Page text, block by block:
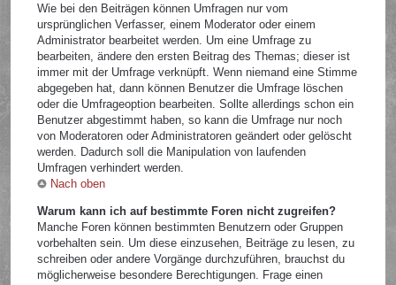
Wie bei den Beiträgen können Umfragen nur vom
ursprünglichen Verfasser, einem Moderator oder einem
Administrator bearbeitet werden. Um eine Umfrage zu
bearbeiten, ändere den ersten Beitrag des Themas; dieser ist
immer mit der Umfrage verknüpft. Wenn niemand eine Stimme
abgegeben hat, dann können Benutzer die Umfrage löschen
oder die Umfrageoption bearbeiten. Sollte allerdings schon ein
Benutzer abgestimmt haben, so kann die Umfrage nur noch
von Moderatoren oder Administratoren geändert oder gelöscht
werden. Dadurch soll die Manipulation von laufenden
Umfragen verhindert werden.
Nach oben
Warum kann ich auf bestimmte Foren nicht zugreifen?
Manche Foren können bestimmten Benutzern oder Gruppen
vorbehalten sein. Um diese einzusehen, Beiträge zu lesen, zu
schreiben oder andere Vorgänge durchzuführen, brauchst du
möglicherweise besondere Berechtigungen. Frage einen